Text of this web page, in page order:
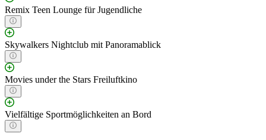
Remix Teen Lounge für Jugendliche
Skywalkers Nightclub mit Panoramablick
Movies under the Stars Freiluftkino
Vielfältige Sportmöglichkeiten an Bord